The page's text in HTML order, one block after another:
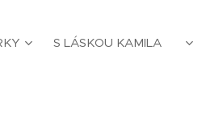
S LÁSKOU KAMILA ❤